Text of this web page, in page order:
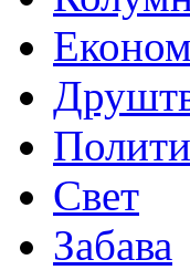
Свет
Забава